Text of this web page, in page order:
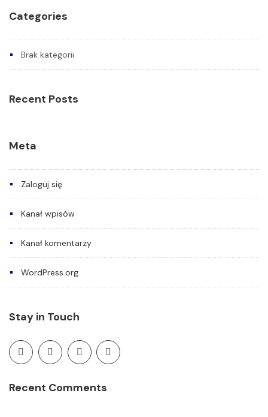
Categories
Brak kategorii
Recent Posts
Meta
Zaloguj się
Kanał wpisów
Kanał komentarzy
WordPress.org
Stay in Touch
Recent Comments